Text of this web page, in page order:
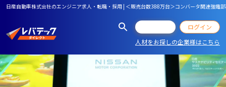
日産自動車株式会社のエンジニア求人・転職・採用 | ＜販売台数388万台＞コンバータ関連強
ログイン
人材をお探しの企業様はこちら